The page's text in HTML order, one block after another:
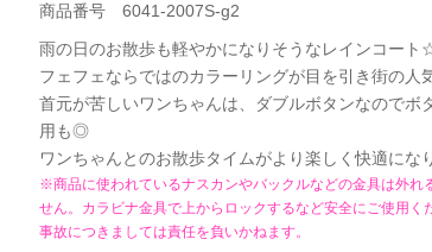
商品番号 6041-2007S-g2
雨の日のお散歩も軽やかになりそうなレインコート
フェフェならではのカラーリングが目を引き街の人
首元が苦しいワンちゃんは、ダブルボタンなのでボ
用も◎
ワンちゃんとのお散歩タイムがより楽しく快適にな
※商品に使われているナスカンやバックルなどの金具は外れ
せん。カラビナ金具で上からロックするなど安全にご使用く
事故につきましては責任を負いかねます。